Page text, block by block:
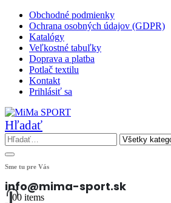
Obchodné podmienky
Ochrana osobných údajov (GDPR)
Katalógy
Veľkostné tabuľky
Doprava a platba
Potlač textilu
Kontakt
Prihlásiť sa
Hľadať
Sme tu pre Vás
info@mima-sport.sk
00 items